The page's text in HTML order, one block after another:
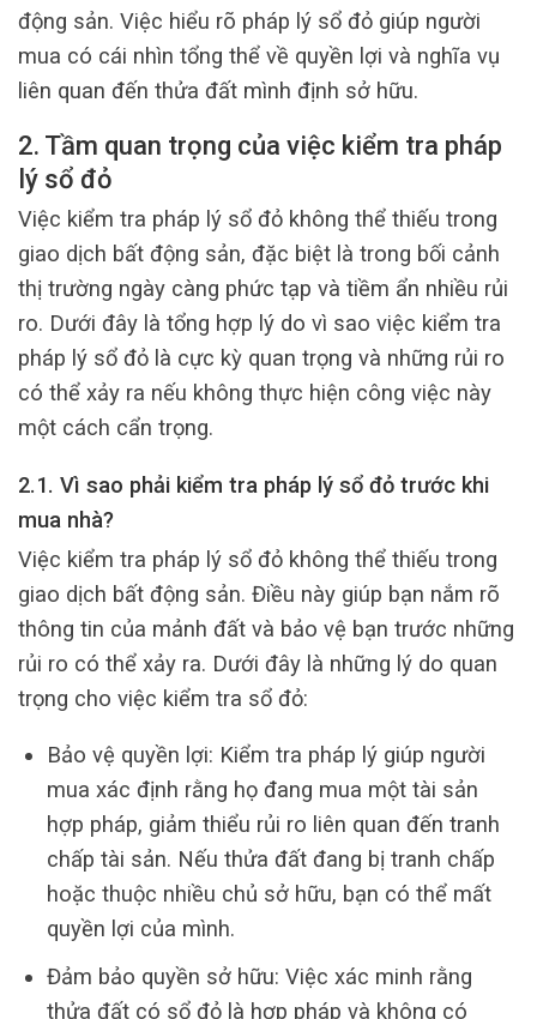
động sản. Việc hiểu rõ pháp lý sổ đỏ giúp người
mua có cái nhìn tổng thể về quyền lợi và nghĩa vụ
liên quan đến thửa đất mình định sở hữu.
2. Tầm quan trọng của việc kiểm tra pháp
lý sổ đỏ
Việc kiểm tra pháp lý sổ đỏ không thể thiếu trong
giao dịch bất động sản, đặc biệt là trong bối cảnh
thị trường ngày càng phức tạp và tiềm ẩn nhiều rủi
ro. Dưới đây là tổng hợp lý do vì sao việc kiểm tra
pháp lý sổ đỏ là cực kỳ quan trọng và những rủi ro
có thể xảy ra nếu không thực hiện công việc này
một cách cẩn trọng.
2.1. Vì sao phải kiểm tra pháp lý sổ đỏ trước khi
mua nhà?
Việc kiểm tra pháp lý sổ đỏ không thể thiếu trong
giao dịch bất động sản. Điều này giúp bạn nắm rõ
thông tin của mảnh đất và bảo vệ bạn trước những
rủi ro có thể xảy ra. Dưới đây là những lý do quan
trọng cho việc kiểm tra sổ đỏ:
Bảo vệ quyền lợi: Kiểm tra pháp lý giúp người
mua xác định rằng họ đang mua một tài sản
hợp pháp, giảm thiểu rủi ro liên quan đến tranh
chấp tài sản. Nếu thửa đất đang bị tranh chấp
hoặc thuộc nhiều chủ sở hữu, bạn có thể mất
quyền lợi của mình.
Đảm bảo quyền sở hữu: Việc xác minh rằng
thửa đất có sổ đỏ là hợp pháp và không có